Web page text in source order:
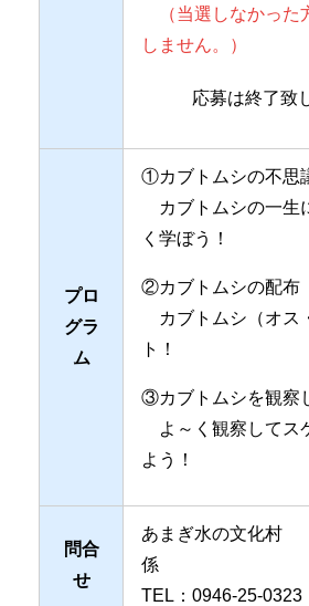
（当選しなかった
しません。）
応募は終了致
プロ
グラ
ム
①カブトムシの不思
カブトムシの一生
く学ぼう！
②カブトムシの配布
カブトムシ（オス
ト！
③カブトムシを観察
よ～く観察してス
よう！
問合
せ
あまぎ水の文化村
係
TEL：0946-25-0323